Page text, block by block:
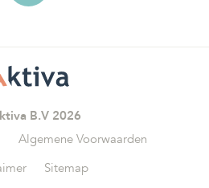
B.V 2026
Algemene Voorwaarden
Sitemap